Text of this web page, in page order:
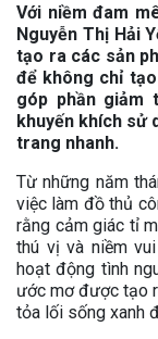
Với niềm đam
Nguyễn Thị Hải
tạo ra các sản
để không chỉ
góp phần giảm
khuyến khích sử
trang nhanh.
Từ những năm
việc làm đồ thủ
rằng cảm giác tỉ
thú vị và niềm
hoạt động tình
ước mơ được tạo
tỏa lối sống xanh